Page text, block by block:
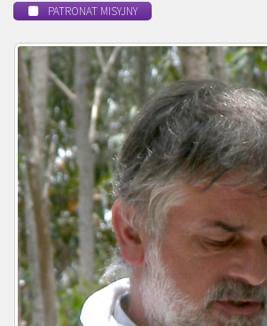
PATRONAT MISYJNY